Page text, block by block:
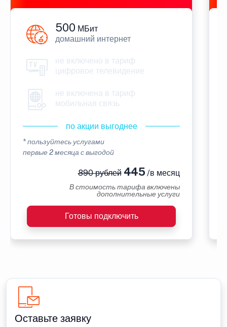
500 МБит
домашний интернет
не включено в тариф
цифровое телевидение
не включена в тариф
мобильная связь
по акции выгоднее
* пользуйтесь услугами
первые 2 месяца с выгодой
890 рублей445 /в месяц
В стоимость тарифа включены
дополнительные услуги
Готовы подключить
Оставьте заявку